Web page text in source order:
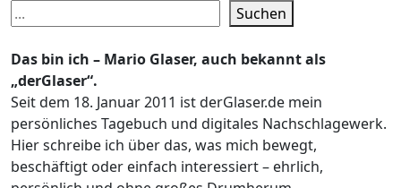
Suchen
Das bin ich – Mario Glaser, auch bekannt als
„derGlaser“.
Seit dem 18. Januar 2011 ist derGlaser.de mein
persönliches Tagebuch und digitales Nachschlagewerk.
Hier schreibe ich über das, was mich bewegt,
beschäftigt oder einfach interessiert – ehrlich,